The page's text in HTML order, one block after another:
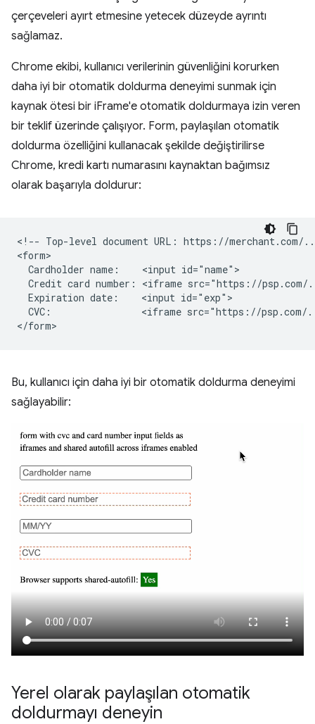
çerçeveleri ayırt etmesine yetecek düzeyde ayrıntı
sağlamaz.
Chrome ekibi, kullanıcı verilerinin güvenliğini korurken
daha iyi bir otomatik doldurma deneyimi sunmak için
kaynak ötesi bir iFrame'e otomatik doldurmaya izin veren
bir teklif üzerinde çalışıyor. Form, paylaşılan otomatik
doldurma özelliğini kullanacak şekilde değiştirilirse
Chrome, kredi kartı numarasını kaynaktan bağımsız
olarak başarıyla doldurur:
<!-- Top-level document URL: https://
<form>
  Cardholder name:    <input id="name">
Credit card number: <iframe src="https://
  Expiration date:    <input id="exp">
CVC:                <iframe src="https://
Bu, kullanıcı için daha iyi bir otomatik doldurma deneyimi
sağlayabilir:
Yerel olarak paylaşılan otomatik
doldurmayı deneyin